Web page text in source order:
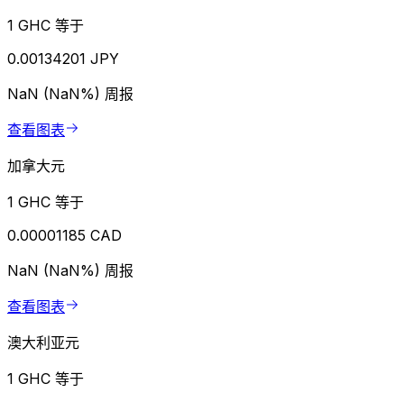
1 GHC 等于
0.00134201 JPY
NaN (NaN%) 周报
查看图表
加拿大元
1 GHC 等于
0.00001185 CAD
NaN (NaN%) 周报
查看图表
澳大利亚元
1 GHC 等于